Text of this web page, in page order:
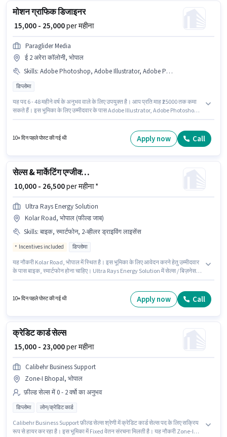
मोशन ग्राफिक डिजाइनर
₹ 15,000 - 25,000per महीना
Paraglider Media
ई 2 अरेरा कॉलोनी, भोपाल
Skills: Adobe Photoshop, Adobe Illustrator, Adobe Premiere Pro
डिप्लोमा
यह पद 6 - 48 महीने वर्ष के अनुभव वाले के लिए उपयुक्त है। आप प्रति माह ₹25000 तक कमा
सकते हैं। इस भूमिका के लिए उम्मीदवार के पास Adobe Illustrator, Adobe Photoshop,
कॉलोनी, भोपाल में है। Paraglider Media में ग्राफिक / वेब डिजाइनर श्रेणी में मोशन
10+ दिन पहले पोस्ट की गई थी Apply now Call
सेल्स & मार्केटिंग एग्जीक्यूटिव
₹ 10,000 - 26,500per महीना *
Ultra Rays Energy Solution
Kolar Road, भोपाल (फील्ड जाब)
Skills: बाइक, स्मार्टफोन, 2-व्हीलर ड्राइविंग लाइसेंस
Incentives included डिप्लोमा
यह नौकरी Kolar Road, भोपाल में स्थित है। इस भूमिका के लिए आवेदन करने हेतु उम्मीदवार
के पास बाइक, स्मार्टफोन होना चाहिए। Ultra Rays Energy Solution में सेल्स / बिज़नेस
होना अनिवार्य है। इस पद के लिए आवश्यक दस्तावेज़ जैसे 2-व्हीलर ड्राइविंग लाइसेंस का होना
10+ दिन पहले पोस्ट की गई थी Apply now Call
क्रेडिट कार्ड सेल्स
₹ 15,000 - 23,000per महीना
Calibehr Business Support
Zone-I Bhopal, भोपाल
फ़ील्ड सेल्स में 0 - 2 वर्षो का अनुभव
डिप्लोमा लोन/क्रेडिट कार्ड
Calibehr Business Support फ़ील्ड सेल्स श्रेणी में क्रेडिट कार्ड सेल्स पद के लिए सक्रिय
रूप से हायर कर रहा है। इस भूमिका में Fixed वेतन संरचना मिलती है। यह नौकरी Zone-I